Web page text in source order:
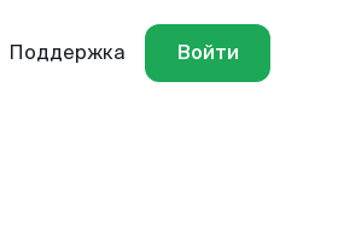
Поддержка Войти